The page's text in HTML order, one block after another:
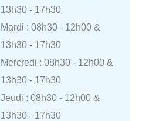
13h30 - 17h30
Mardi : 08h30 - 12h00 &
13h30 - 17h30
Mercredi : 08h30 - 12h00 &
13h30 - 17h30
Jeudi : 08h30 - 12h00 &
13h30 - 17h30